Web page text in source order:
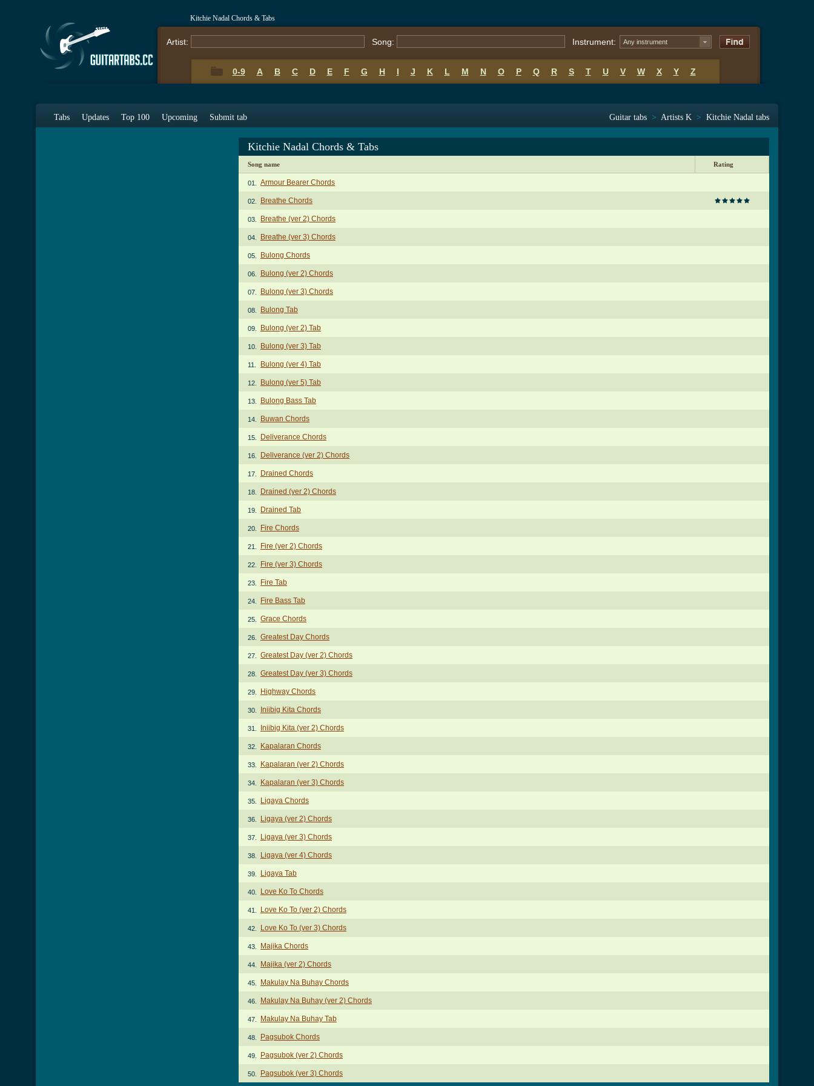
Kitchie Nadal Chords & Tabs
Artist: Song: Instrument: Any instrument
0-9 A B C D E F G H I J K L M N O P Q R S T U V W X Y Z
Tabs Updates Top 100 Upcoming Submit tab Guitar tabs > Artists K > Kitchie Nadal tabs
Kitchie Nadal Chords & Tabs
Song name Rating
01. Armour Bearer Chords
02. Breathe Chords
03. Breathe (ver 2) Chords
04. Breathe (ver 3) Chords
05. Bulong Chords
06. Bulong (ver 2) Chords
07. Bulong (ver 3) Chords
08. Bulong Tab
09. Bulong (ver 2) Tab
10. Bulong (ver 3) Tab
11. Bulong (ver 4) Tab
12. Bulong (ver 5) Tab
13. Bulong Bass Tab
14. Buwan Chords
15. Deliverance Chords
16. Deliverance (ver 2) Chords
17. Drained Chords
18. Drained (ver 2) Chords
19. Drained Tab
20. Fire Chords
21. Fire (ver 2) Chords
22. Fire (ver 3) Chords
23. Fire Tab
24. Fire Bass Tab
25. Grace Chords
26. Greatest Day Chords
27. Greatest Day (ver 2) Chords
28. Greatest Day (ver 3) Chords
29. Highway Chords
30. Iniibig Kita Chords
31. Iniibig Kita (ver 2) Chords
32. Kapalaran Chords
33. Kapalaran (ver 2) Chords
34. Kapalaran (ver 3) Chords
35. Ligaya Chords
36. Ligaya (ver 2) Chords
37. Ligaya (ver 3) Chords
38. Ligaya (ver 4) Chords
39. Ligaya Tab
40. Love Ko To Chords
41. Love Ko To (ver 2) Chords
42. Love Ko To (ver 3) Chords
43. Majika Chords
44. Majika (ver 2) Chords
45. Makulay Na Buhay Chords
46. Makulay Na Buhay (ver 2) Chords
47. Makulay Na Buhay Tab
48. Pagsubok Chords
49. Pagsubok (ver 2) Chords
50. Pagsubok (ver 3) Chords